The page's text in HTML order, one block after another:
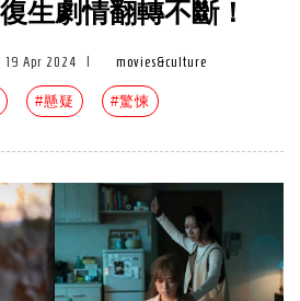
生劇情翻轉不斷！
19 Apr 2024 movies&culture
#懸疑 #驚悚